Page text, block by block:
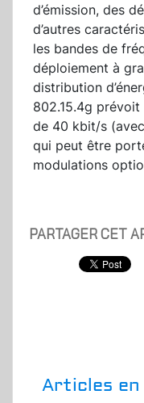
d’émission, des
d’autres
les bandes de
déploiement à
distribution
802.15.4g
de 40 kbit/s
qui peut être
modulations
PARTAGER CET
Articles